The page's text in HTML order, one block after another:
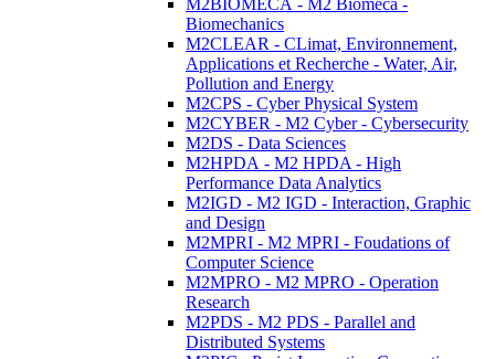
M2BIOMECA - M2 Biomeca -
Biomechanics
M2CLEAR - CLimat, Environnement,
Applications et Recherche - Water, Air,
Pollution and Energy
M2CPS - Cyber Physical System
M2CYBER - M2 Cyber - Cybersecurity
M2DS - Data Sciences
M2HPDA - M2 HPDA - High
Performance Data Analytics
M2IGD - M2 IGD - Interaction, Graphic
and Design
M2MPRI - M2 MPRI - Foudations of
Computer Science
M2MPRO - M2 MPRO - Operation
Research
M2PDS - M2 PDS - Parallel and
Distributed Systems